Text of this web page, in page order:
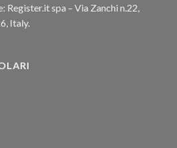
spa – Via Zanchi n.22,
Italy.